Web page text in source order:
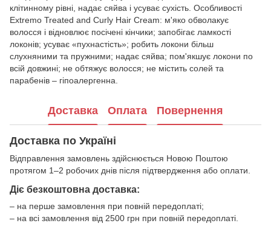
клітинному рівні, надає сяйва і усуває сухість. Особливості
Extremo Treated and Curly Hair Cream: м'яко обволакує
волосся і відновлює посічені кінчики; запобігає ламкості
локонів; усуває «пухнастість»; робить локони більш
слухняними та пружними; надає сяйва; пом'якшує локони по
всій довжині; не обтяжує волосся; не містить солей та
парабенів – гіпоалергенна.
Доставка Оплата Повернення
Доставка по Україні
Відправлення замовлень здійснюється Новою Поштою
протягом 1–2 робочих днів після підтвердження або оплати.
Діє безкоштовна доставка:
– на перше замовлення при повній передоплаті;
– на всі замовлення від 2500 грн при повній передоплаті.